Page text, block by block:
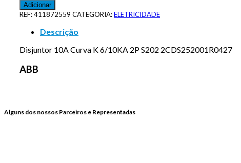
Adicionar
REF:411872559 CATEGORIA:ELETRICIDADE
Descrição
Disjuntor 10A Curva K 6/10KA 2P S202 2CDS252001R0427
ABB
Alguns dos nossos Parceiros e Representadas